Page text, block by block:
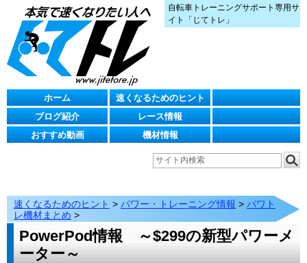
自転車トレーニングサポート専用サ
イト「じてトレ」
ホーム
速くなるためのヒント
ブログ紹介
レース情報
おすすめ動画
機材情報
速くなるためのヒント > パワー・トレーニング情報 > パワト
レ機材まとめ >
PowerPod情報 ～$299の新型パワーメ
ーター～